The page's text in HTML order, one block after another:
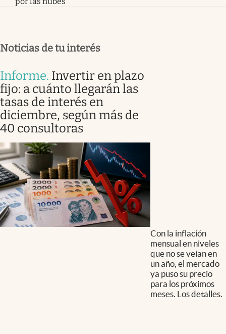
Noticias de tu interés
Informe. Invertir en plazo
fijo: a cuánto llegarán las
tasas de interés en
diciembre, según más de
40 consultoras
Con la inflación
mensual en niveles
que no se veían en
un año, el mercado
ya puso su precio
para los próximos
meses. Los detalles.